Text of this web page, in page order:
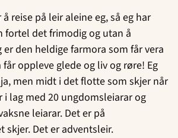
reise på leir aleine eg, så eg har
fortel det frimodig og utan å
er den heldige farmora som får vera
oppleve glede og liv og røre! Eg
men midt i det flotte som skjer når
i lag med 20 ungdomsleiarar og
leiarar. Det er på
skjer. Det er adventsleir.